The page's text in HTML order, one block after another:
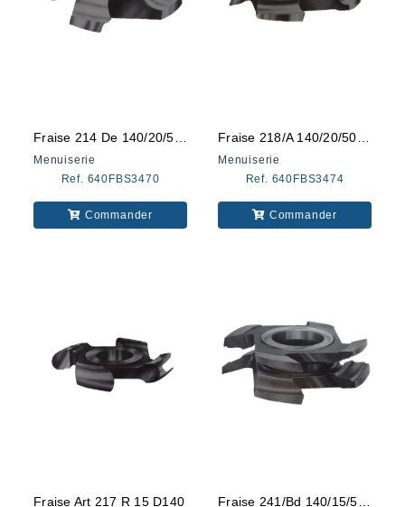
Menuiserie
Ref. 640FBS3470
Commander
Menuiserie
Ref. 640FBS3474
Commander
Fraise Art 217 R 15 D140